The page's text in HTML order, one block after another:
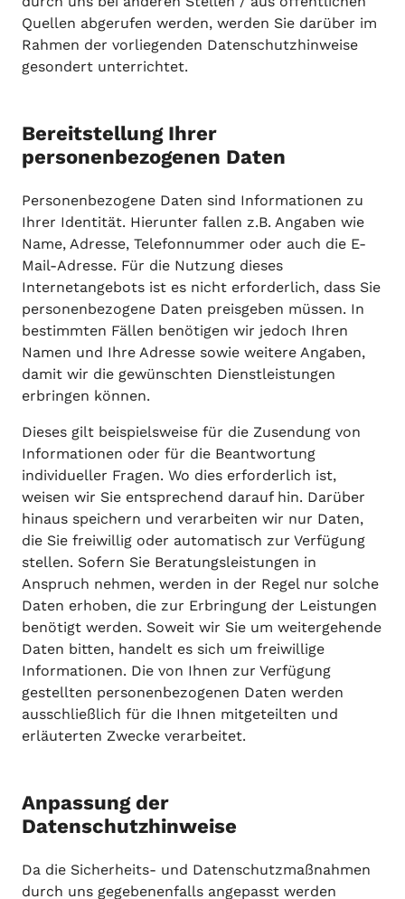
Quellen abgerufen werden, werden Sie darüber im
Rahmen der vorliegenden Datenschutzhinweise
gesondert unterrichtet.
Bereitstellung Ihrer
personenbezogenen Daten
Personenbezogene Daten sind Informationen zu
Ihrer Identität. Hierunter fallen z.B. Angaben wie
Name, Adresse, Telefonnummer oder auch die E-
Mail-Adresse. Für die Nutzung dieses
Internetangebots ist es nicht erforderlich, dass Sie
personenbezogene Daten preisgeben müssen. In
bestimmten Fällen benötigen wir jedoch Ihren
Namen und Ihre Adresse sowie weitere Angaben,
damit wir die gewünschten Dienstleistungen
erbringen können.
Dieses gilt beispielsweise für die Zusendung von
Informationen oder für die Beantwortung
individueller Fragen. Wo dies erforderlich ist,
weisen wir Sie entsprechend darauf hin. Darüber
hinaus speichern und verarbeiten wir nur Daten,
die Sie freiwillig oder automatisch zur Verfügung
stellen. Sofern Sie Beratungsleistungen in
Anspruch nehmen, werden in der Regel nur solche
Daten erhoben, die zur Erbringung der Leistungen
benötigt werden. Soweit wir Sie um weitergehende
Daten bitten, handelt es sich um freiwillige
Informationen. Die von Ihnen zur Verfügung
gestellten personenbezogenen Daten werden
ausschließlich für die Ihnen mitgeteilten und
erläuterten Zwecke verarbeitet.
Anpassung der
Datenschutzhinweise
Da die Sicherheits- und Datenschutzmaßnahmen
durch uns gegebenenfalls angepasst werden